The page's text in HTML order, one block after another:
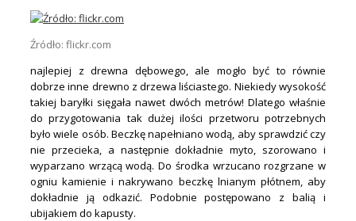
Źródło: flickr.com
najlepiej z drewna dębowego, ale mogło być to równie
dobrze inne drewno z drzewa liściastego. Niekiedy wysokość
takiej baryłki sięgała nawet dwóch metrów! Dlatego właśnie
do przygotowania tak dużej ilości przetworu potrzebnych
było wiele osób. Beczkę napełniano wodą, aby sprawdzić czy
nie przecieka, a następnie dokładnie myto, szorowano i
wyparzano wrzącą wodą. Do środka wrzucano rozgrzane w
ogniu kamienie i nakrywano beczkę lnianym płótnem, aby
dokładnie ją odkazić. Podobnie postępowano z balią i
ubijakiem do kapusty.